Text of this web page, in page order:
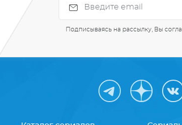
Подписываясь на рассылку, Вы